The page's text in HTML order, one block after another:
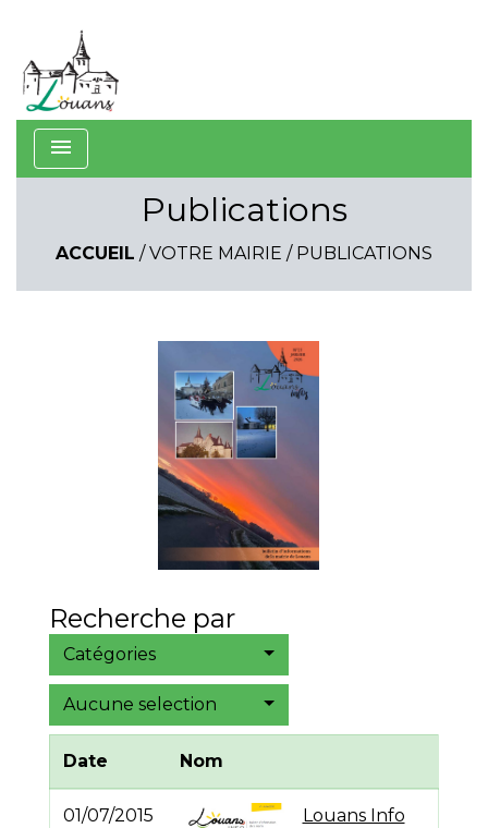
menu
Publications
ACCUEIL /VOTRE MAIRIE / PUBLICATIONS
Recherche par
Catégories
Aucune selection
Date Nom
01/07/2015
Louans Info